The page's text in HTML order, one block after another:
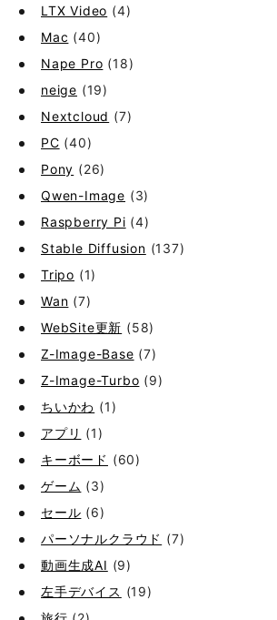
LTX Video (4)
Mac (40)
Nape Pro (18)
neige (19)
Nextcloud (7)
PC (40)
Pony (26)
Qwen-Image (3)
Raspberry Pi (4)
Stable Diffusion (137)
Tripo (1)
Wan (7)
WebSite更新 (58)
Z-Image-Base (7)
Z-Image-Turbo (9)
ちいかわ (1)
アプリ (1)
キーボード (60)
ゲーム (3)
セール (6)
パーソナルクラウド (7)
動画生成AI (9)
左手デバイス (19)